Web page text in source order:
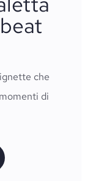
che
di